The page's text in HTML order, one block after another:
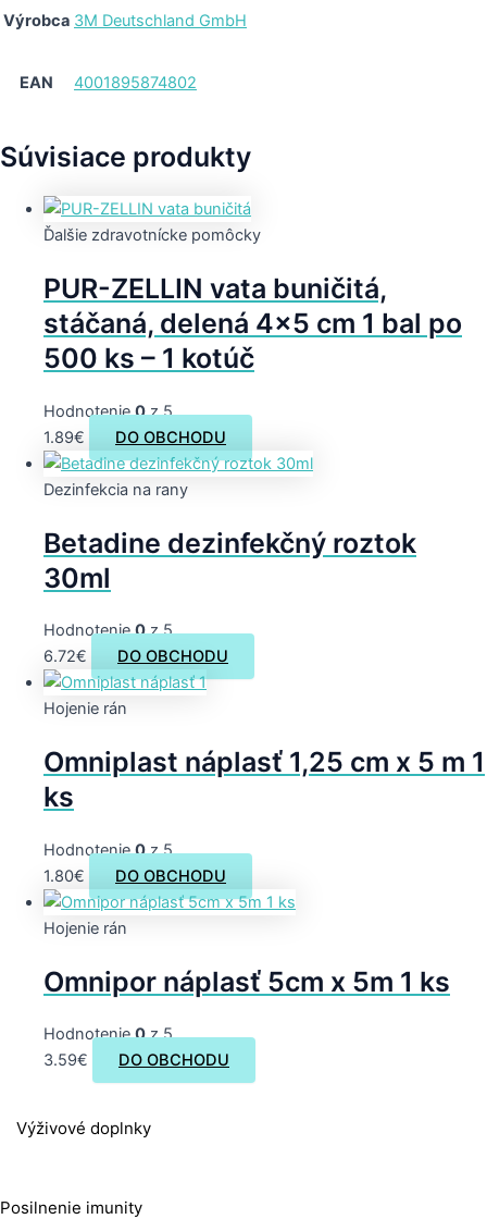
Výživové doplnky
Posilnenie imunity
Výrobca 3M Deutschland GmbH
EAN 4001895874802
Súvisiace produkty
Ďalšie zdravotnícke pomôcky
PUR-ZELLIN vata buničitá,
stáčaná, delená 4×5 cm 1 bal po
500 ks – 1 kotúč
Hodnotenie0z 5
1.89€ DO OBCHODU
Dezinfekcia na rany
Betadine dezinfekčný roztok
30ml
Hodnotenie0z 5
6.72€ DO OBCHODU
Hojenie rán
Omniplast náplasť 1,25 cm x 5 m 1
ks
Hodnotenie0z 5
1.80€ DO OBCHODU
Hojenie rán
Omnipor náplasť 5cm x 5m 1 ks
Hodnotenie0z 5
3.59€ DO OBCHODU